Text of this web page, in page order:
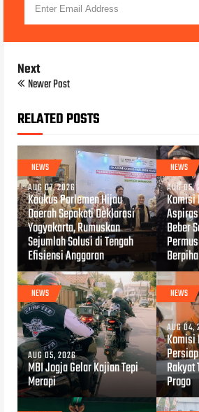
Next
Newer Post
RELATED POSTS
NEWS
AUG 07, 2026
Kaukus Parlemen Hijau
Daerah Sepakati Deklarasi
Yogyakarta, Rumuskan
Sejumlah Solusi di Tengah
Efisiensi Anggaran
NEWS
AUG 05,
Komisi
Beber
NEWS
AUG 05, 2026
MBI Jogja Gelar Kajian Tepi
Merapi
NEWS
AUG 04,
Komisi
Progo